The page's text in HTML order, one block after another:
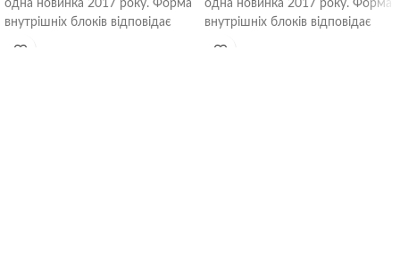
одна новинка 2017 року. Форма
внутрішніх блоків відповідає
одна новинка 2017 року. Форма
внутрішніх блоків відповідає